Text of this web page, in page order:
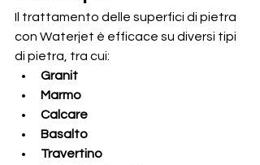
Il trattamento delle superfici di pietra
con Waterjet è efficace su diversi tipi
di pietra, tra cui:
Granit
Marmo
Calcare
Basalto
Travertino